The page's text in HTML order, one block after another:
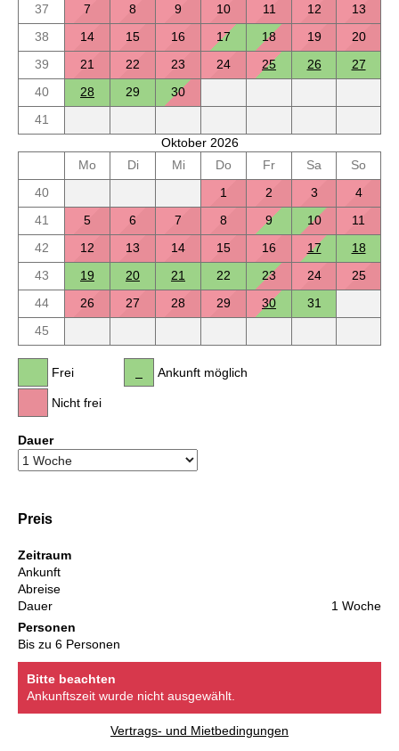
37
7 8 9 10 11 12
13
38
14 15 16 17 18 19
20
39
21 22 23 24 25 26
27
40
28 29
30
41
Oktober 2026
Mo
Di Mi Do Fr Sa
So
40
1 2 3
4
41
5 6 7 8 9 10
11
42
12 13 14 15 16 17
18
43
19 20 21 22 23 24
25
44
26 27 28 29 30
31
45
Frei
Nicht frei
Ankunft möglich
Dauer
Preis
Zeitraum
Ankunft
Abreise
Dauer
1 Woche
Personen
Bis zu 6 Personen
Bitte beachten
Ankunftszeit wurde nicht ausgewählt.
Vertrags- und Mietbedingungen